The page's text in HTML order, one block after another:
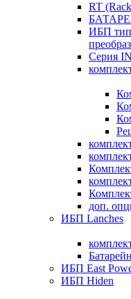
RT
ИБП
Серия
доп.
ИБП Lanches
ИБП East
ИБП Hiden